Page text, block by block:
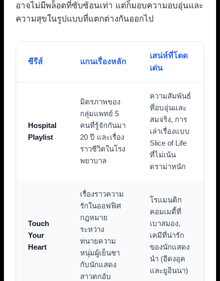
อาจไม่มีพล็อตที่ซับซ้อนเท่า แต่ก็มอบความอบอุ่นและ
ความสุขในรูปแบบที่แตกต่างกันออกไป
ซีรีส์ แกนเรื่องหลัก
เสน่ห์ที่โดด
เด่น
Hospital
Playlist
มิตรภาพของ
กลุ่มแพทย์ 5
คนที่รู้จักกันมา
20 ปี และเรื่อง
ราวชีวิตในโรง
พยาบาล
ความสัมพันธ์
ที่อบอุ่นและ
สมจริง, การ
เล่าเรื่องแบบ
Slice of Life
ที่ไม่เน้น
ดราม่าหนัก
Touch
Your
Heart
เรื่องราวความ
รักในออฟฟิศ
กฎหมาย
ระหว่าง
ทนายความ
หนุ่มผู้เย็นชา
กับนักแสดง
สาวตกอับ
โรแมนติก
คอมเมดี้ที่
เบาสมอง,
เคมีที่น่ารัก
ของนักแสดง
นำ (อีดงอุค
และยูอินนา)